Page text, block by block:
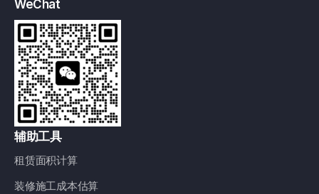
WeChat
辅助工具
租赁面积计算
装修施工成本估算